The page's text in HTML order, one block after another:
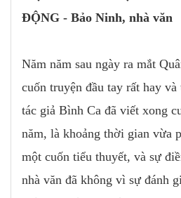
ĐỘNG - Bảo Ninh, nhà văn
Năm năm sau ngày ra mắt
cuốn truyện đầu tay rất hay
tác giả Bình Ca đã viết xong
năm, là khoảng thời gian vừa
một cuốn tiểu thuyết, và sự
nhà văn đã không vì sự đánh